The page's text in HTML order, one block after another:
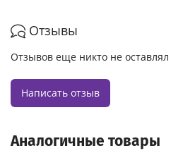
Отзывы
Отзывов еще никто не оставлял
Написать отзыв
Аналогичные товары